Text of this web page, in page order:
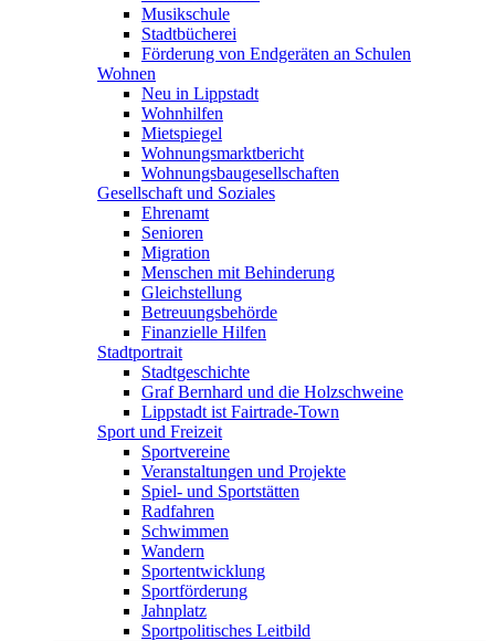
Musikschule
Stadtbücherei
Förderung von Endgeräten an Schulen
Wohnen
Neu in Lippstadt
Wohnhilfen
Mietspiegel
Wohnungsmarktbericht
Wohnungsbaugesellschaften
Gesellschaft und Soziales
Ehrenamt
Senioren
Migration
Menschen mit Behinderung
Gleichstellung
Betreuungsbehörde
Finanzielle Hilfen
Stadtportrait
Stadtgeschichte
Graf Bernhard und die Holzschweine
Lippstadt ist Fairtrade-Town
Sport und Freizeit
Sportvereine
Veranstaltungen und Projekte
Spiel- und Sportstätten
Radfahren
Schwimmen
Wandern
Sportentwicklung
Sportförderung
Jahnplatz
Sportpolitisches Leitbild